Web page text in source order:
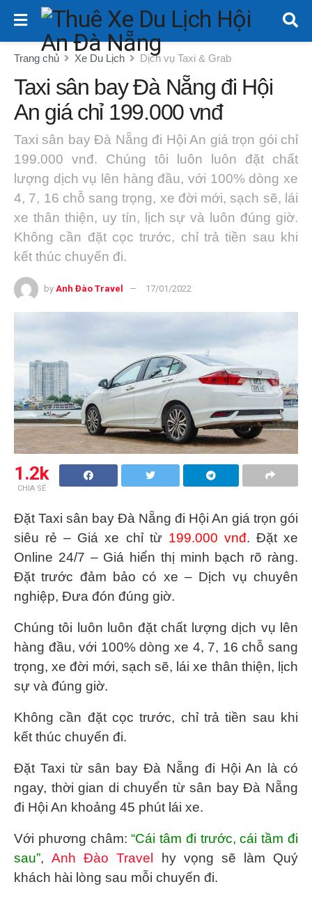
Trang chủ Xe Du Lịch Dịch vụ Taxi & Grab
Taxi sân bay Đà Nẵng đi Hội
An giá chỉ 199.000 vnđ
Taxi sân bay Đà Nẵng đi Hội An giá trọn gói chỉ
199.000 vnđ. Chúng tôi luôn luôn đặt chất
lượng dịch vụ lên hàng đầu, với 100% dòng xe
4, 7, 16 chỗ sang trọng, xe đời mới, sạch sẽ, lái
xe thân thiện, uy tín, lịch sự và luôn đúng giờ.
Không cần đặt cọc trước, chỉ trả tiền sau khi
kết thúc chuyến đi.
by Anh Đào Travel 17/01/2022
1.2k
CHIA SẺ
Đặt Taxi sân bay Đà Nẵng đi Hội An giá trọn gói
siêu rẻ – Giá xe chỉ từ 199.000 vnđ. Đặt xe
Online 24/7 – Giá hiển thị minh bạch rõ ràng.
Đặt trước đảm bảo có xe – Dịch vụ chuyên
nghiệp, Đưa đón đúng giờ.
Chúng tôi luôn luôn đặt chất lượng dịch vụ lên
hàng đầu, với 100% dòng xe 4, 7, 16 chỗ sang
trọng, xe đời mới, sạch sẽ, lái xe thân thiện, lịch
sự và đúng giờ.
Không cần đặt cọc trước, chỉ trả tiền sau khi
kết thúc chuyến đi.
Đặt Taxi từ sân bay Đà Nẵng đi Hội An là có
ngay, thời gian di chuyển từ sân bay Đà Nẵng
đi Hội An khoảng 45 phút lái xe.
Với phương châm:“Cái tâm đi trước, cái tầm đi
sau”,Anh Đào Travel
hy vọng sẽ làm Quý
khách hài lòng sau mỗi chuyến đi.